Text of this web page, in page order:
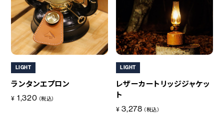
# SOLO # GROUP
ツーリング
# TOURING
料理
# COOKING
# COLLABORATION # IKI
LIGHT
ランタンエプロン
¥ 1,320 （税込）
LIGHT
レザーカートリッジジャケッ
ト
¥ 3,278 （税込）